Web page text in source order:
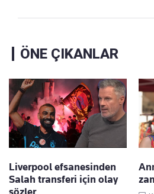
ÖNE ÇIKANLAR
Liverpool efsanesinden
Salah transferi için olay